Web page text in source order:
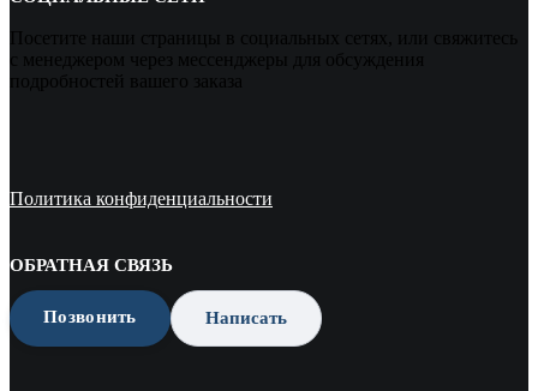
Посетите наши страницы в социальных сетях, или свяжитесь
с менеджером через мессенджеры для обсуждения
подробностей вашего заказа
Политика конфиденциальности
ОБРАТНАЯ СВЯЗЬ
Позвонить Написать